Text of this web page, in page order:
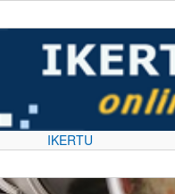
IKERTU